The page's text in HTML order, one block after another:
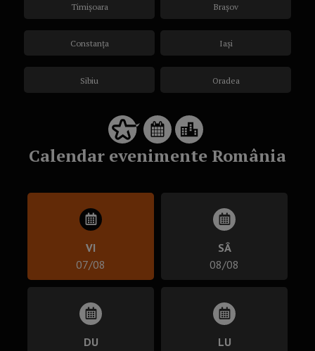
Timișoara
Constanța
Sibiu
Brașov
Iași
Oradea
Calendar evenimente România
VI
07/08
SÂ
08/08
DU
LU